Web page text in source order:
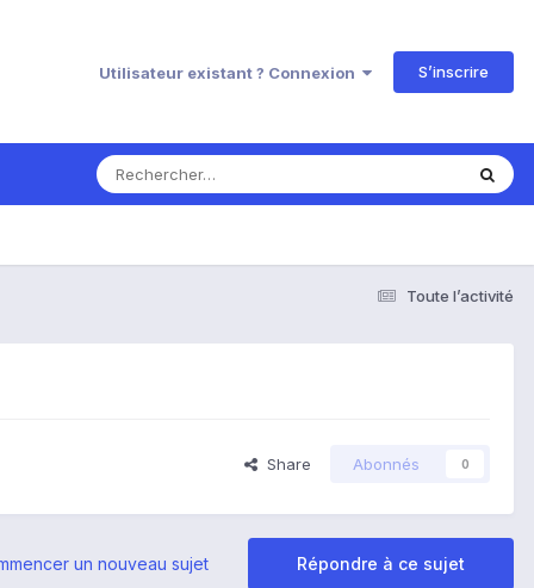
Utilisateur existant ? Connexion S’inscrire
Toute l’activité
Share Abonnés 0
Répondre à ce sujet
un nouveau sujet